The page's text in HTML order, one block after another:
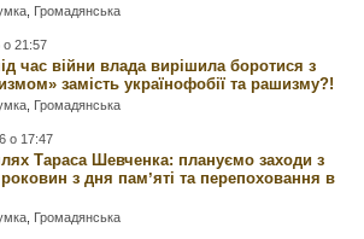
Громадянська
о 21:57
час війни влада вирішила боротися з
замість українофобії та рашизму?!
Громадянська
о 17:47
Тараса Шевченка: плануємо заходи з
з дня памʼяті та перепоховання в
Громадянська